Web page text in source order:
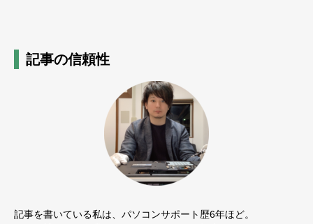
記事の信頼性
記事を書いている私は、パソコンサポート歴6年ほど。